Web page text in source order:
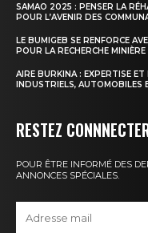
SAMAO 2025 : PENSER LA
POUR L’AVENIR DES
LE BUMIGEB SE RENFORCE
POUR LA RECHERCHE MINIÈRE
AIRE BURKINA : EXPERTISE
INDUSTRIELS, AUTOMOBILES
RESTEZ
POUR ÊTRE INFORMÉ DES
ANNONCES SPÉCIALES.